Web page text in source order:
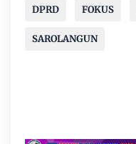
DPRD FOKUS
SAROLANGUN